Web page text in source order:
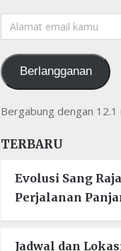
Alamat
email
Berlangganan
Bergabung dengan 12.1
TERBARU
Evolusi Sang
Perjalanan
Jadwal dan